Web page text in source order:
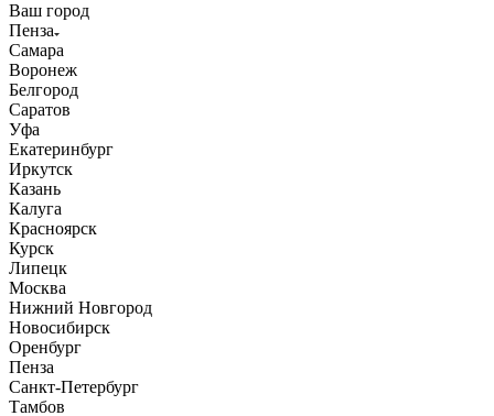
Ваш город
Пенза
Самара
Воронеж
Белгород
Саратов
Уфа
Екатеринбург
Иркутск
Казань
Калуга
Красноярск
Курск
Липецк
Москва
Нижний Новгород
Новосибирск
Оренбург
Пенза
Санкт-Петербург
Тамбов